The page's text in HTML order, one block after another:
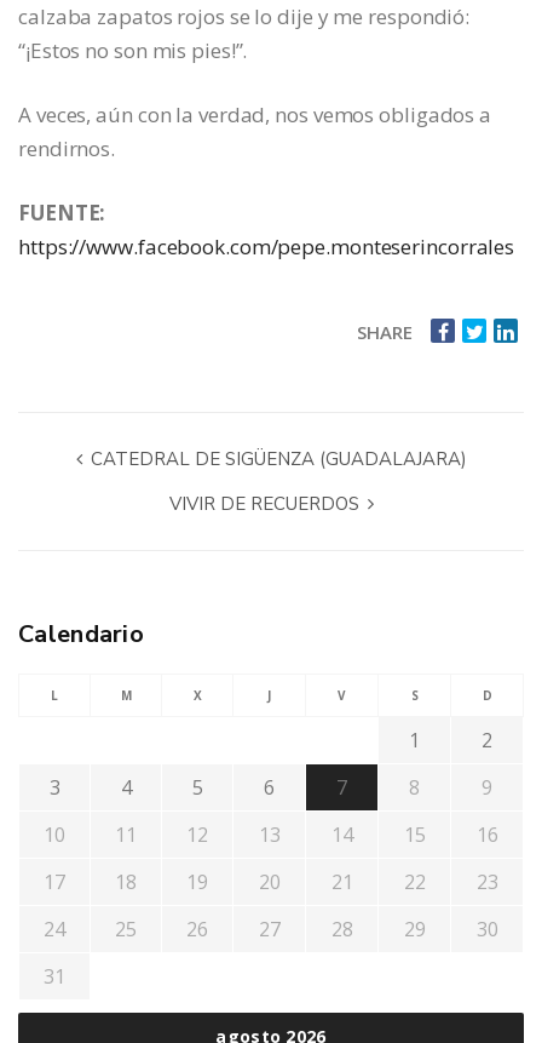
calzaba zapatos rojos se lo dije y me respondió:
“¡Estos no son mis pies!”.
A veces, aún con la verdad, nos vemos obligados a
rendirnos.
FUENTE:
https://www.facebook.com/pepe.monteserincorrales
SHARE
CATEDRAL DE SIGÜENZA (GUADALAJARA)
VIVIR DE RECUERDOS
Calendario
agosto 2026
L M X J V S D
1
2
3
4 5 6 7 8
9
10
11 12 13 14 15
16
17
18 19 20 21 22
23
24
25 26 27 28 29
30
31